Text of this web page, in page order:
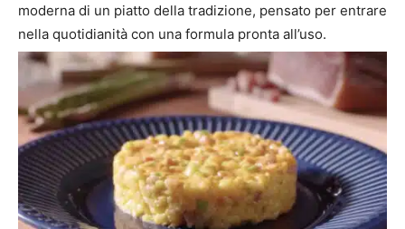
moderna di un piatto della tradizione, pensato per entrare
nella quotidianità con una formula pronta all’uso.